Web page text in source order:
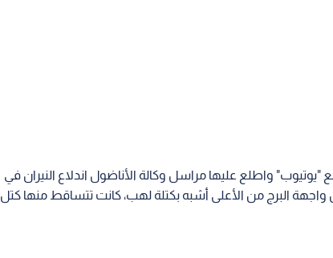
واطلع عليها مراسل وكالة الأناضول اندلاع النيران في
واجهة البرج من الأعلى أشبه بكتلة لهب، كانت تتساقط منها كتل